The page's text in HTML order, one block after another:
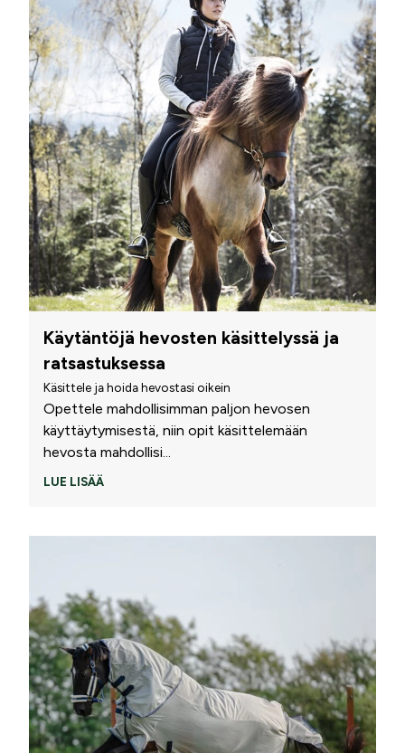
Käytäntöjä hevosten käsittelyssä ja
ratsastuksessa
Käsittele ja hoida hevostasi oikein
Opettele mahdollisimman paljon hevosen
käyttäytymisestä, niin opit käsittelemään
hevosta mahdollisi...
LUE LISÄÄ